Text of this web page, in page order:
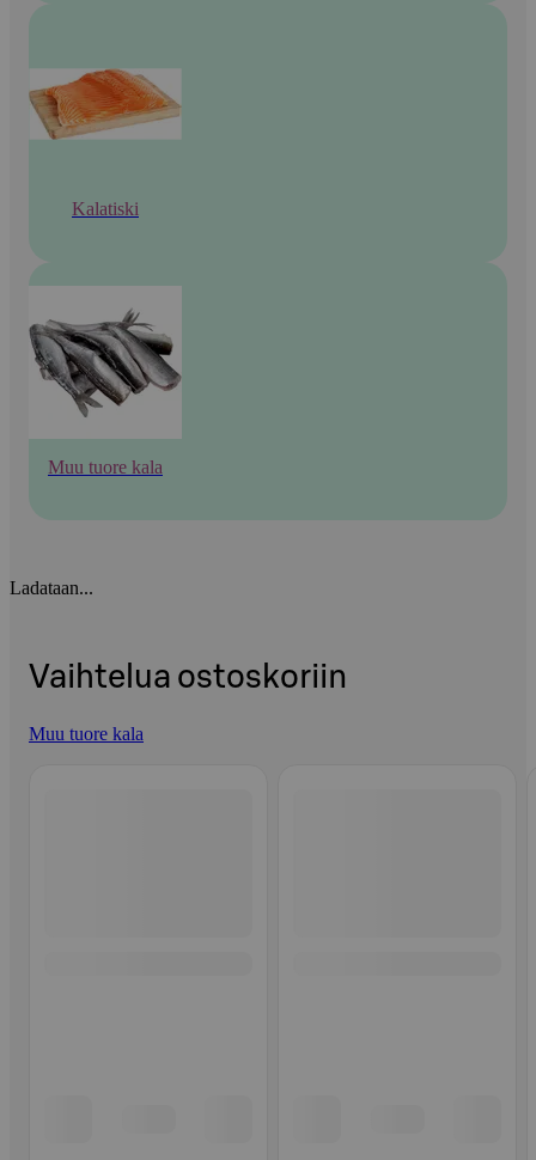
Kalatiski
Muu tuore kala
Ladataan...
Vaihtelua ostoskoriin
Muu tuore kala